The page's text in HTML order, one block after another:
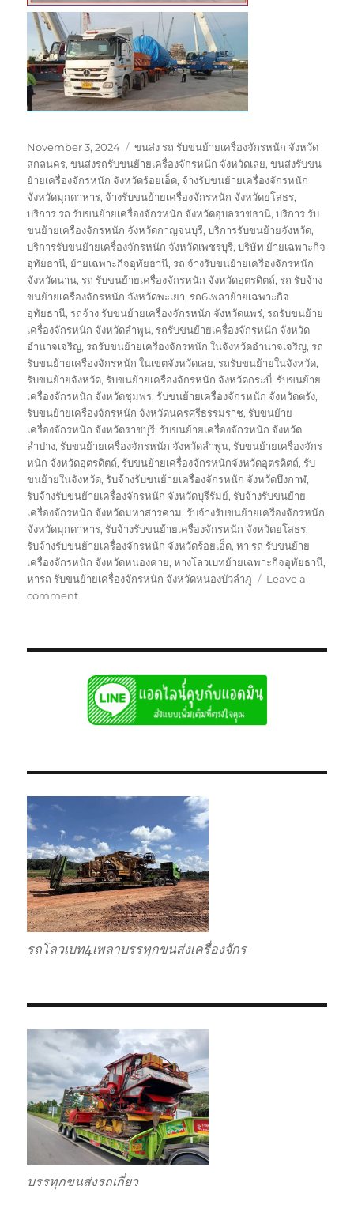
Posted
on
November 3, 2024 Tags
ขนส่ง รถ รับขนย้ายเครื่องจักรหนัก จังหวัด
สกลนคร,ขนส่งรถรับขนย้ายเครื่องจักรหนัก จังหวัดเลย,ขนส่งรับขน
ย้ายเครื่องจักรหนัก จังหวัดร้อยเอ็ด, จ้างรับขนย้ายเครื่องจักรหนัก
จังหวัดมุกดาหาร, จ้างรับขนย้ายเครื่องจักรหนัก จังหวัดยโสธร,
บริการ รถ รับขนย้ายเครื่องจักรหนัก จังหวัดอุบลราชธานี,บริการ รับ
ขนย้ายเครื่องจักรหนัก จังหวัดกาญจนบุรี,บริการรับขนย้ายจังหวัด,
บริการรับขนย้ายเครื่องจักรหนัก จังหวัดเพชรบุรี,บริษัท ย้ายเฉพาะกิจ
อุทัยธานี, ย้ายเฉพาะกิจอุทัยธานี,รถ จ้างรับขนย้ายเครื่องจักรหนัก
จังหวัดน่าน,รถ รับขนย้ายเครื่องจักรหนัก จังหวัดอุตรดิตถ์,รถ รับจ้าง
ขนย้ายเครื่องจักรหนัก จังหวัดพะเยา,รถ6เพลาย้ายเฉพาะกิจ
อุทัยธานี,รถจ้าง รับขนย้ายเครื่องจักรหนัก จังหวัดแพร่,รถรับขนย้าย
เครื่องจักรหนัก จังหวัดลำพูน,รถรับขนย้ายเครื่องจักรหนัก จังหวัด
อำนาจเจริญ,รถรับขนย้ายเครื่องจักรหนัก ในจังหวัดอำนาจเจริญ,รถ
รับขนย้ายเครื่องจักรหนัก ในเขตจังหวัดเลย,รถรับขนย้ายในจังหวัด,
รับขนย้ายจังหวัด,รับขนย้ายเครื่องจักรหนัก จังหวัดกระบี่,รับขนย้าย
เครื่องจักรหนัก จังหวัดชุมพร,รับขนย้ายเครื่องจักรหนัก จังหวัดตรัง,
รับขนย้ายเครื่องจักรหนัก จังหวัดนครศรีธรรมราช,รับขนย้าย
เครื่องจักรหนัก จังหวัดราชบุรี,รับขนย้ายเครื่องจักรหนัก จังหวัด
ลำปาง,รับขนย้ายเครื่องจักรหนัก จังหวัดลำพูน,รับขนย้ายเครื่องจักร
หนัก จังหวัดอุตรดิตถ์,รับขนย้ายเครื่องจักรหนักจังหวัดอุตรดิตถ์,รับ
ขนย้ายในจังหวัด,รับจ้างรับขนย้ายเครื่องจักรหนัก จังหวัดบึงกาฬ,
รับจ้างรับขนย้ายเครื่องจักรหนัก จังหวัดบุรีรัมย์,รับจ้างรับขนย้าย
เครื่องจักรหนัก จังหวัดมหาสารคาม,รับจ้างรับขนย้ายเครื่องจักรหนัก
จังหวัดมุกดาหาร,รับจ้างรับขนย้ายเครื่องจักรหนัก จังหวัดยโสธร,
รับจ้างรับขนย้ายเครื่องจักรหนัก จังหวัดร้อยเอ็ด,หา รถ รับขนย้าย
เครื่องจักรหนัก จังหวัดหนองคาย,หางโลวเบทย้ายเฉพาะกิจอุทัยธานี,
หารถ รับขนย้ายเครื่องจักรหนัก จังหวัดหนองบัวลำภู
Leave a
commenton
หัว
ลาก
หาง
โลวเบท
เตี้ย
รถโลวเบท4เพลาบรรทุกขนส่งเครื่องจักร
บรรทุกขนส่งรถเกี่ยว